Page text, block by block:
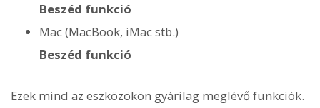
Beszéd funkció
Mac (MacBook, iMac stb.)
Beszéd funkció
Ezek mind az eszközökön gyárilag meglévő funkciók.